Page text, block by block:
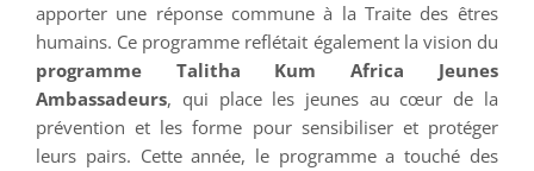
apporter une réponse commune à la Traite des êtres
humains. Ce programme reflétait également la vision du
programme Talitha Kum Africa Jeunes
Ambassadeurs, qui place les jeunes au cœur de la
prévention et les forme pour sensibiliser et protéger
leurs pairs. Cette année, le programme a touché des